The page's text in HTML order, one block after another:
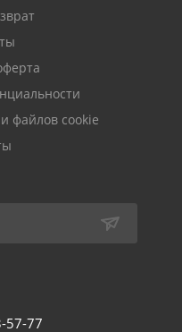
файлов cookie
57-77